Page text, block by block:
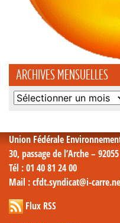
ARCHIVES MENSUELLES
Archives
Union Fédérale
30, passage de l’Arche – 92055
Tél : 01 40 81 24 00
Mail : cfdt.syndicat@i-
Flux RSS